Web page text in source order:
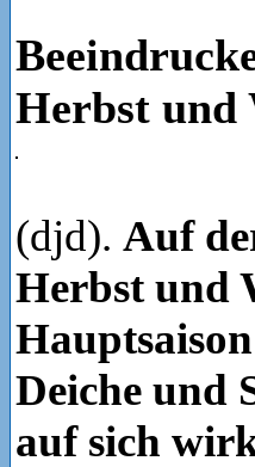
Herbst und
(djd). Auf
Herbst und
Deiche und
auf sich